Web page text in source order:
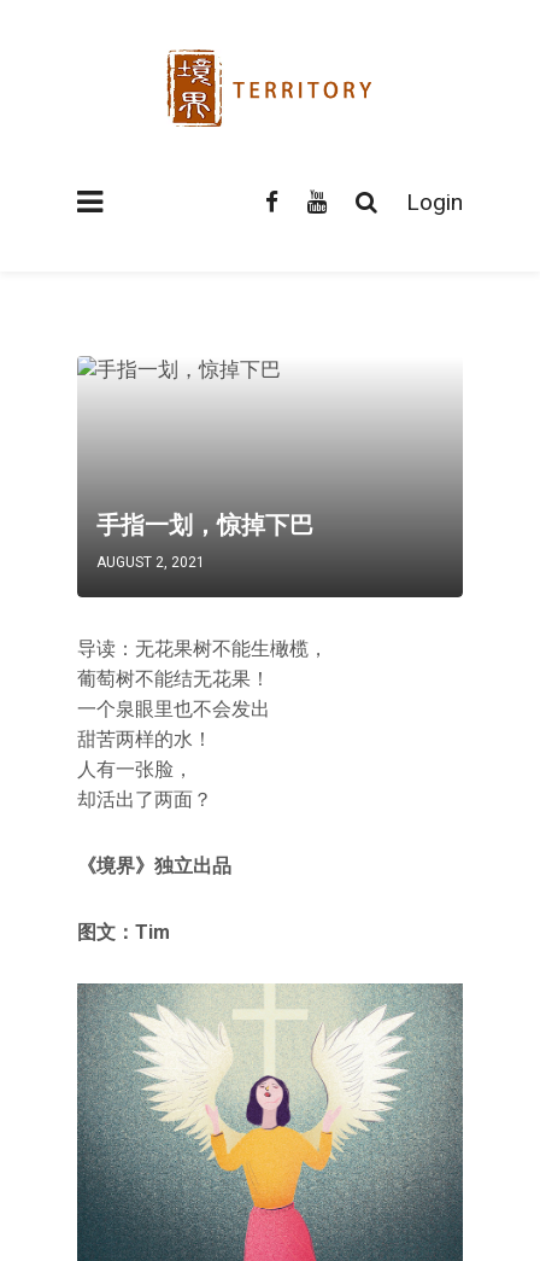
Login
手指一划，惊掉下巴
AUGUST 2, 2021
导读：无花果树不能生橄榄，
葡萄树不能结无花果！
一个泉眼里也不会发出
甜苦两样的水！
人有一张脸，
却活出了两面？
《境界》独立出品
图文：Tim